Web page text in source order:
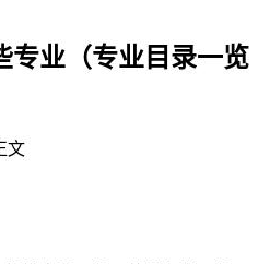
专业（专业目录一览
文